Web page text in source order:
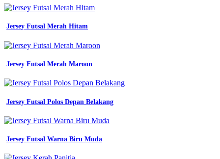
Jersey Futsal Merah Hitam
Jersey Futsal Merah Maroon
Jersey Futsal Polos Depan Belakang
Jersey Futsal Warna Biru Muda